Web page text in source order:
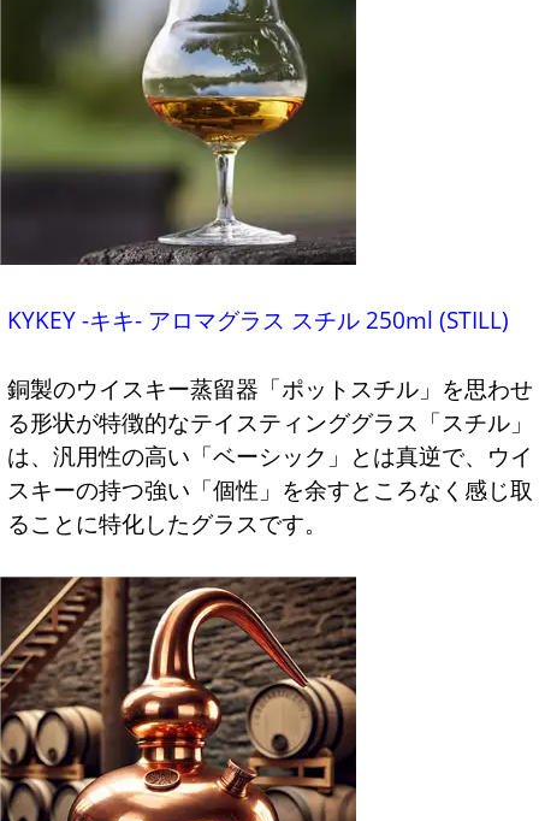
KYKEY -キキ- アロマグラス スチル 250ml (STILL)
銅製のウイスキー蒸留器「ポットスチル」を思わせ
る形状が特徴的なテイスティンググラス「スチル」
は、汎用性の高い「ベーシック」とは真逆で、ウイ
スキーの持つ強い「個性」を余すところなく感じ取
ることに特化したグラスです。